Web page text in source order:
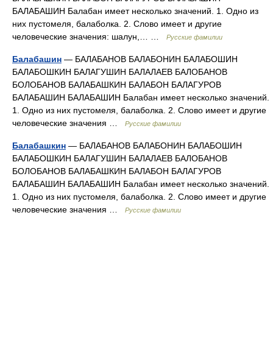
БАЛАБАШИН Балабан имеет несколько значений. 1. Одно из
них пустомеля, балаболка. 2. Слово имеет и другие
человеческие значения: шалун,… …
Русские фамилии
Балабашин — БАЛАБАНОВ БАЛАБОНИН БАЛАБОШИН
БАЛАБОШКИН БАЛАГУШИН БАЛАЛАЕВ БАЛОБАНОВ
БОЛОБАНОВ БАЛАБАШКИН БАЛАБОН БАЛАГУРОВ
БАЛАБАШИН БАЛАБАШИН Балабан имеет несколько значений.
1. Одно из них пустомеля, балаболка. 2. Слово имеет и другие
человеческие значения …
Русские фамилии
Балабашкин — БАЛАБАНОВ БАЛАБОНИН БАЛАБОШИН
БАЛАБОШКИН БАЛАГУШИН БАЛАЛАЕВ БАЛОБАНОВ
БОЛОБАНОВ БАЛАБАШКИН БАЛАБОН БАЛАГУРОВ
БАЛАБАШИН БАЛАБАШИН Балабан имеет несколько значений.
1. Одно из них пустомеля, балаболка. 2. Слово имеет и другие
человеческие значения …
Русские фамилии